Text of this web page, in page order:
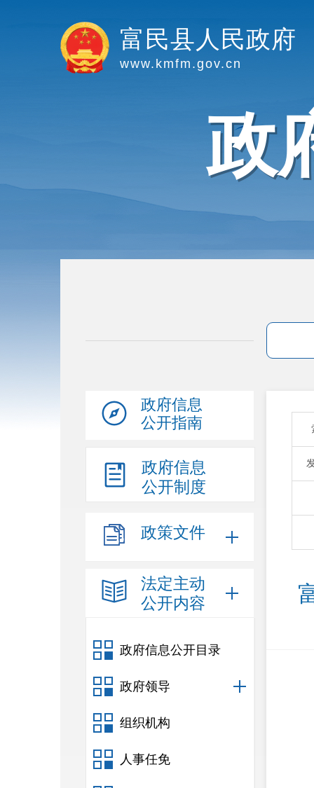
富民县人民政府
www.kmfm.gov.cn
政
政府信息
公开指南
政府信息
公开制度
政策文件
法定主动
公开内容
政府信息公开目录
政府领导
组织机构
人事任免